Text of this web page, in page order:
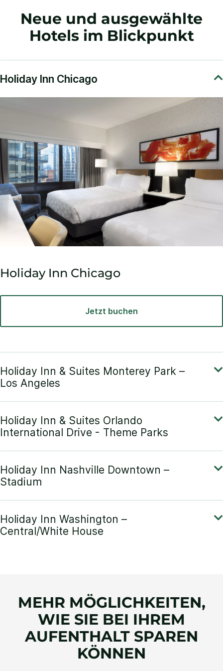
Neue und ausgewählte
Hotels im Blickpunkt
Holiday Inn Chicago
Jetzt buchen
MEHR MÖGLICHKEITEN,
WIE SIE BEI IHREM
AUFENTHALT SPAREN
KÖNNEN